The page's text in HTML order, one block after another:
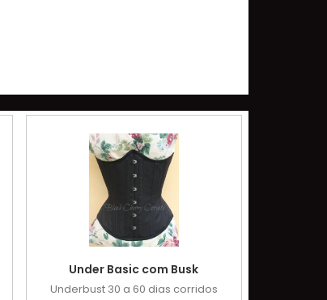
Under Basic com Busk
Underbust 30 a 60 dias corridos